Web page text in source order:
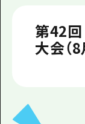
第42
大会（